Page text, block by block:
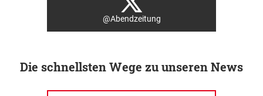
@Abendzeitung
Die schnellsten Wege zu unseren News